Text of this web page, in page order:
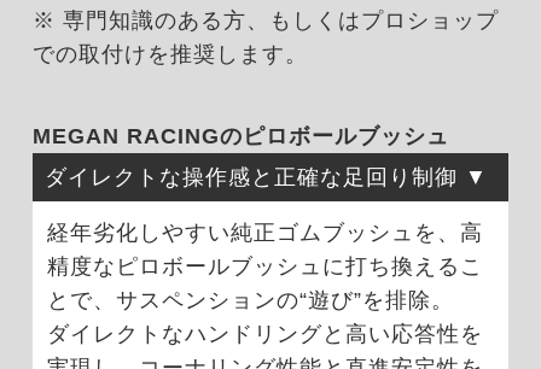
※ 専門知識のある方、もしくはプロショップ
での取付けを推奨します。
MEGAN RACINGのピロボールブッシュ
ダイレクトな操作感と正確な足回り制御
経年劣化しやすい純正ゴムブッシュを、高
精度なピロボールブッシュに打ち換えるこ
とで、サスペンションの“遊び”を排除。
ダイレクトなハンドリングと高い応答性を